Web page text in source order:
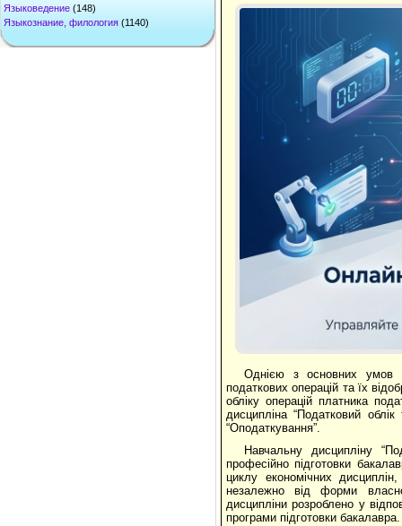
Языковедение (148)
Языкознание, филология (1140)
Однією з основних умов
податкових операцій та їх
обліку операцій платника
дисципліна “Податковий
“Оподаткування”.
Навчальну дисципліну
професійно підготовки
циклу економічних
незалежно від форми
дисципліни розроблено у
програми підготовки бакалавра.